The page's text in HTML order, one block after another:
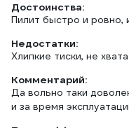
Достоинства:
Пилит быстро и ровно,
Недостатки:
Хлипкие тиски, не
Комментарий:
Да вольно таки
и за время